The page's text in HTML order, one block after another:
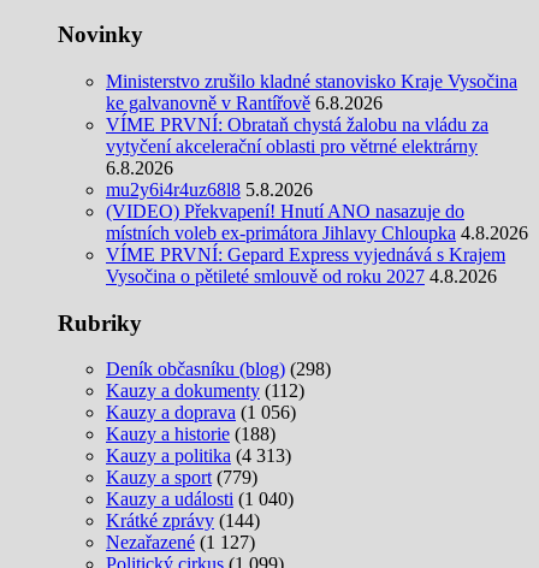
Novinky
Ministerstvo zrušilo kladné stanovisko Kraje Vysočina
ke galvanovně v Rantířově 6.8.2026
VÍME PRVNÍ: Obrataň chystá žalobu na vládu za
vytyčení akcelerační oblasti pro větrné elektrárny
6.8.2026
mu2y6i4r4uz68l8 5.8.2026
(VIDEO) Překvapení! Hnutí ANO nasazuje do
místních voleb ex-primátora Jihlavy Chloupka 4.8.2026
VÍME PRVNÍ: Gepard Express vyjednává s Krajem
Vysočina o pětileté smlouvě od roku 2027 4.8.2026
Rubriky
Deník občasníku (blog) (298)
Kauzy a dokumenty (112)
Kauzy a doprava (1 056)
Kauzy a historie (188)
Kauzy a politika (4 313)
Kauzy a sport (779)
Kauzy a události (1 040)
Krátké zprávy (144)
Nezařazené (1 127)